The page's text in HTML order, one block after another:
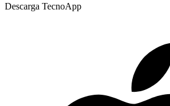
Descarga TecnoApp